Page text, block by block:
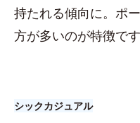
持たれる傾向に。ポ
方が多いのが特徴です
シックカジュアル